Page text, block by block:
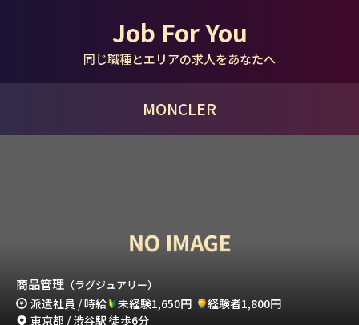
Job For You
同じ職種とエリアの求人をあなたへ
MONCLER
商品管理 （ラグジュアリー）
派遣社員 / 時給 未経験1,650円
経験者1,800円
東京都 / 渋谷駅 徒歩6分